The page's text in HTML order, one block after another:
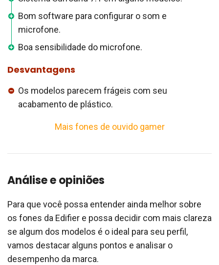
Bom software para configurar o som e
microfone.
Boa sensibilidade do microfone.
Desvantagens
Os modelos parecem frágeis com seu
acabamento de plástico.
Mais fones de ouvido gamer
Análise e opiniões
Para que você possa entender ainda melhor sobre
os fones da Edifier e possa decidir com mais clareza
se algum dos modelos é o ideal para seu perfil,
vamos destacar alguns pontos e analisar o
desempenho da marca.